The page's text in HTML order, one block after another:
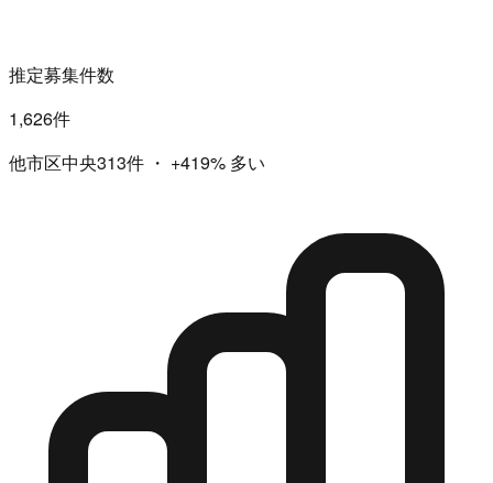
推定募集件数
1,626件
他市区中央313件 ・ +419% 多い